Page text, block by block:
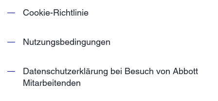
Cookie-Richtlinie
Nutzungsbedingungen
Datenschutzerklärung bei Besuch von Abbott
Mitarbeitenden